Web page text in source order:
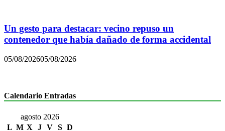
Un gesto para destacar: vecino repuso un
contenedor que había dañado de forma accidental
05/08/202605/08/2026
Calendario Entradas
agosto 2026
L M X J V S D